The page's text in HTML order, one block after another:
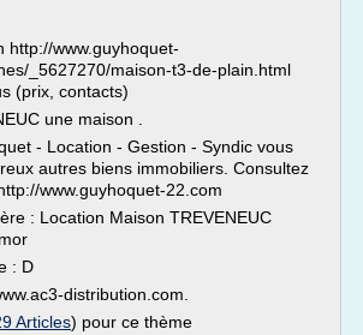
http://www.guyhoquet-
_5627270/maison-t3-de-plain.html
(prix, contacts)
une maison .
- Location - Gestion - Syndic vous
autres biens immobiliers. Consultez
www.guyhoquet-22.com
: Location Maison TREVENEUC
: D
distribution.com.
Articles) pour ce thème